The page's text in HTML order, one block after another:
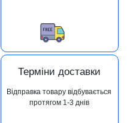
Терміни доставки
Відправка товару відбувається
протягом 1-3 днів